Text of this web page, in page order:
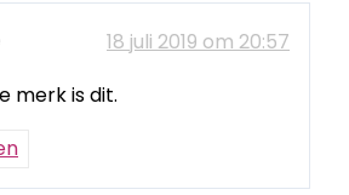
18 juli 2019 om 20:57
merk is dit.